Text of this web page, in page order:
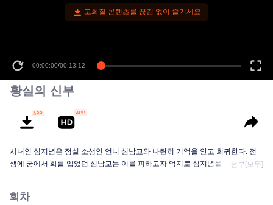
고화질 콘텐츠를 끊김 없이 즐기세요
00:00:00/00:13:12
황실의 신부
서녀인 심지념은 정실 소생인 언니 심남교와 나란히 기억을 안고 회귀한다. 전
생에 궁에서 화를 입었던 심남교는 이를 피하고자 억지로 심지념을 궁에 들여보
몰아치는 가운데, 심지념과 남궁현우는 서로를 시험하던 관계에서 진심으로 연
전부[모두]
회차